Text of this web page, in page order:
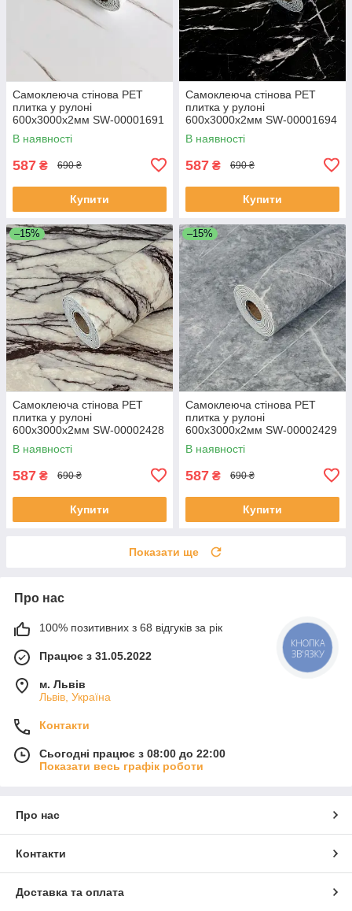
Самоклеюча стінова PET
плитка у рулоні
600х3000х2мм SW-00001691
В наявності
587 ₴ 690 ₴
Купити
Самоклеюча стінова PET
плитка у рулоні
600х3000х2мм SW-00001694
В наявності
587 ₴ 690 ₴
Купити
–15%
Самоклеюча стінова PET
плитка у рулоні
600х3000х2мм SW-00002428
В наявності
587 ₴ 690 ₴
Купити
–15%
Самоклеюча стінова PET
плитка у рулоні
600х3000х2мм SW-00002429
В наявності
587 ₴ 690 ₴
Купити
Показати ще
Про нас
100% позитивних з 68 відгуків за рік
Працює з 31.05.2022
м. Львів
Львів, Україна
Контакти
Сьогодні працює з 08:00 до 22:00
Показати весь графік роботи
Про нас
Контакти
Доставка та оплата
КНОПКА
ЗВ'ЯЗКУ